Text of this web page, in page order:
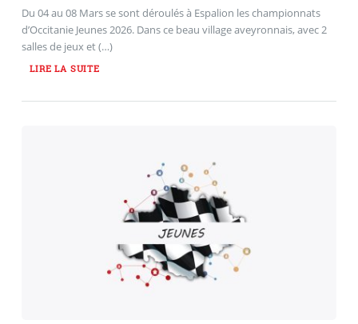
Du 04 au 08 Mars se sont déroulés à Espalion les championnats
d’Occitanie Jeunes 2026. Dans ce beau village aveyronnais, avec 2
salles de jeux et (…)
LIRE LA SUITE